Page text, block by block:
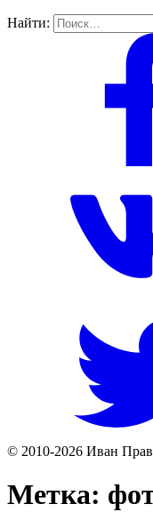
Найти:
© 2010-2026 Иван
Метка: